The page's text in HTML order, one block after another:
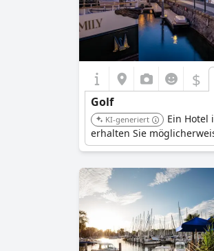
$
Golf
KI-generiert
Ein Hotel
erhalten Sie